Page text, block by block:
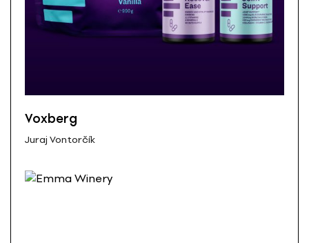
Voxberg
Juraj Vontorčík